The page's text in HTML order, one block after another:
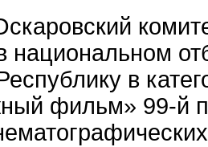
национальном
в
фильм» 99-й